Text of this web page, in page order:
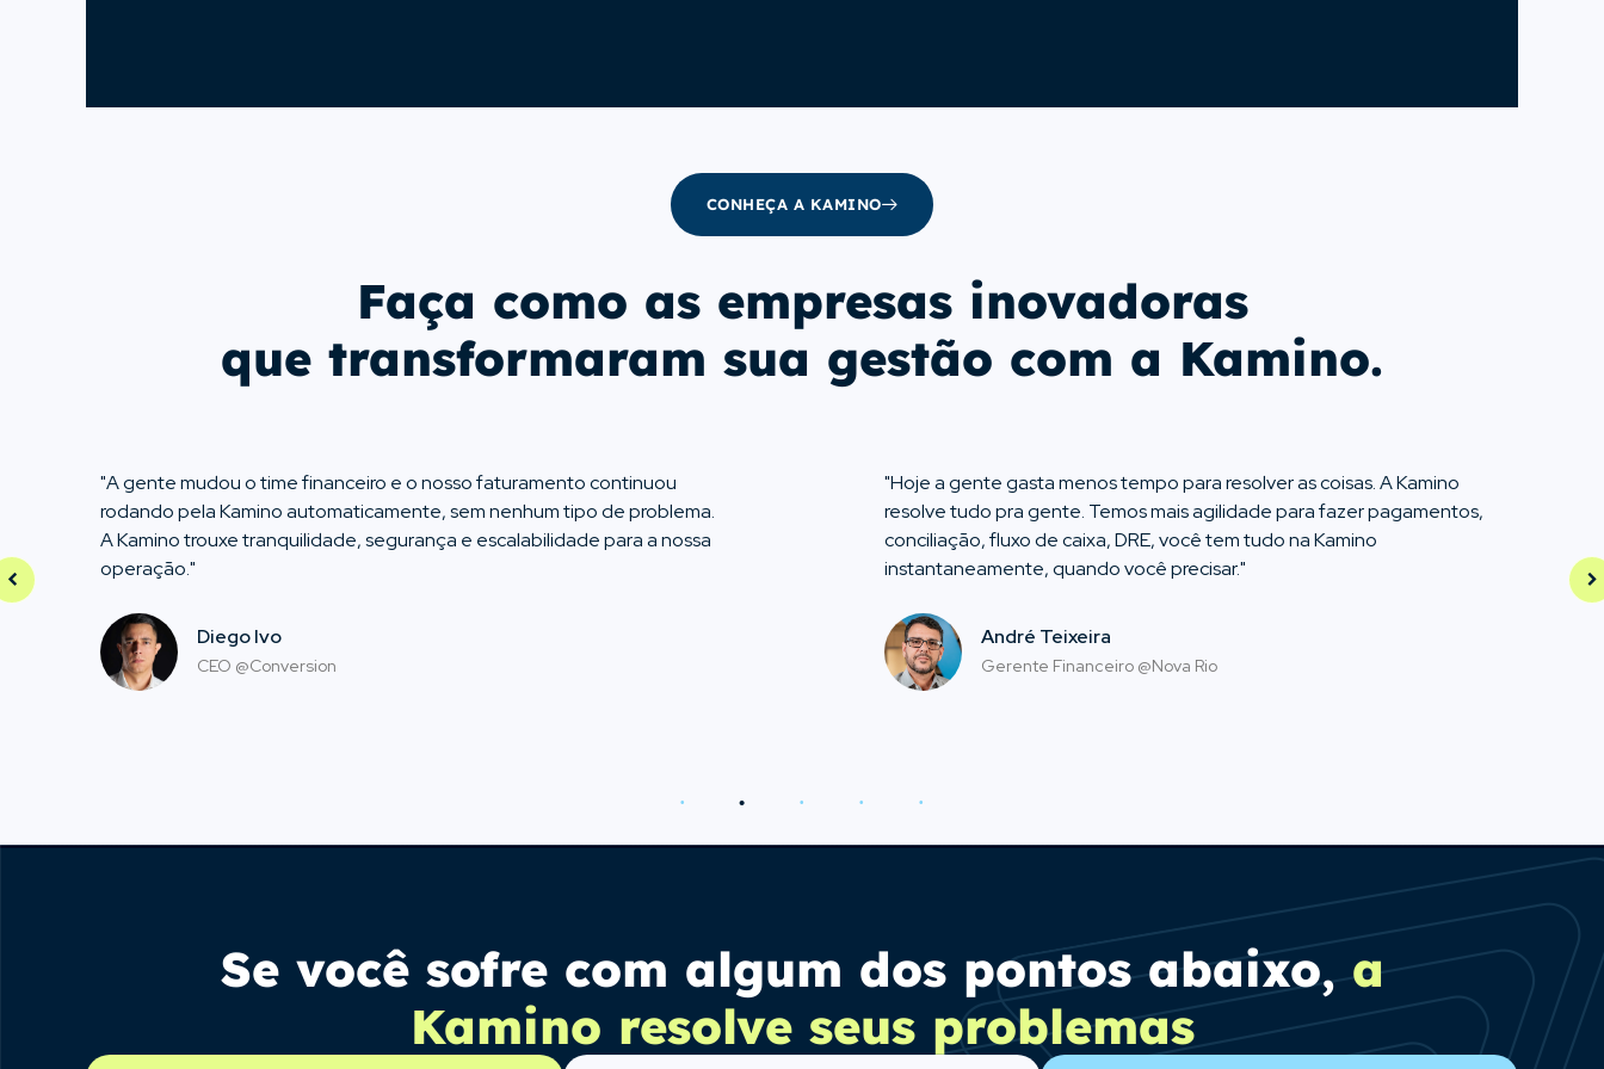
CONHEÇA A KAMINO
Faça como as empresas inovadoras
que transformaram sua gestão com a Kamino.
"A gente mudou o time financeiro e o nosso faturamento continuou
rodando pela Kamino automaticamente, sem nenhum tipo de problema.
A Kamino trouxe tranquilidade, segurança e escalabilidade para a nossa
operação."
Diego Ivo
CEO @Conversion
"Hoje a gente gasta menos tempo para resolver as coisas. A Kamino
resolve tudo pra gente. Temos mais agilidade para fazer pagamentos,
conciliação, fluxo de caixa, DRE, você tem tudo na Kamino
instantaneamente, quando você precisar."
André Teixeira
Gerente Financeiro @Nova Rio
Se você sofre com algum dos pontos abaixo,a
Kamino resolve seus problemas